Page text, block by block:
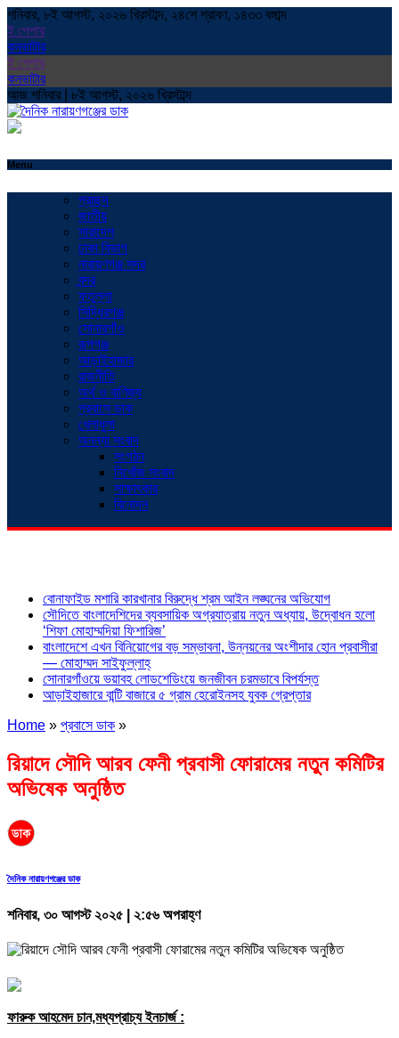
শনিবার, ৮ই আগস্ট, ২০২৬ খ্রিস্টাব্দ, ২৪শে শ্রাবণ, ১৪৩৩ বঙ্গাব্দ
ই পেপার
কনভাটার
ই পেপার
কনভাটার
আজ শনিবার | ৮ই আগস্ট, ২০২৬ খ্রিস্টাব্দ
Menu
প্রচ্ছদ
জাতীয়
সারাদেশ
ঢাকা বিভাগ
নারায়ণগঞ্জ সদর
বন্দর
ফতুল্লা
সিদ্ধিরগঞ্জ
সোনারগাঁও
রূপগঞ্জ
আড়াইহাজার
রাজনীতি
অর্থ ও বাণিজ্য
প্রবাসে ডাক
খেলাধুলা
অনন্যা সংবাদ
সংগঠন
নিখোঁজ সংবাদ
সাক্ষাৎকার
বিনোদন
বোনাফাইড মশারি কারখানার বিরুদ্ধে শ্রম আইন লঙ্ঘনের অভিযোগ
সৌদিতে বাংলাদেশিদের ব্যবসায়িক অগ্রযাত্রায় নতুন অধ্যায়, উদ্বোধন হলো
‘শিফা মোহাম্মদিয়া ফিশারিজ’
বাংলাদেশে এখন বিনিয়োগের বড় সম্ভাবনা, উন্নয়নের অংশীদার হোন প্রবাসীরা
— মোহাম্মদ সাইফুল্লাহ্
সোনারগাঁওয়ে ভয়াবহ লোডশেডিংয়ে জনজীবন চরমভাবে বিপর্যস্ত
আড়াইহাজারে বান্টি বাজারে ৫ গ্রাম হেরোইনসহ যুবক গ্রেপ্তার
Home » প্রবাসে ডাক »
রিয়াদে সৌদি আরব ফেনী প্রবাসী ফোরামের নতুন কমিটির
অভিষেক অনুষ্ঠিত
দৈনিক নারায়ণগঞ্জের ডাক
শনিবার, ৩০ আগস্ট ২০২৫ | ২:৫৬ অপরাহ্ণ
ফারুক আহমেদ চান,মধ্যপ্রাচ্য ইনচার্জ :